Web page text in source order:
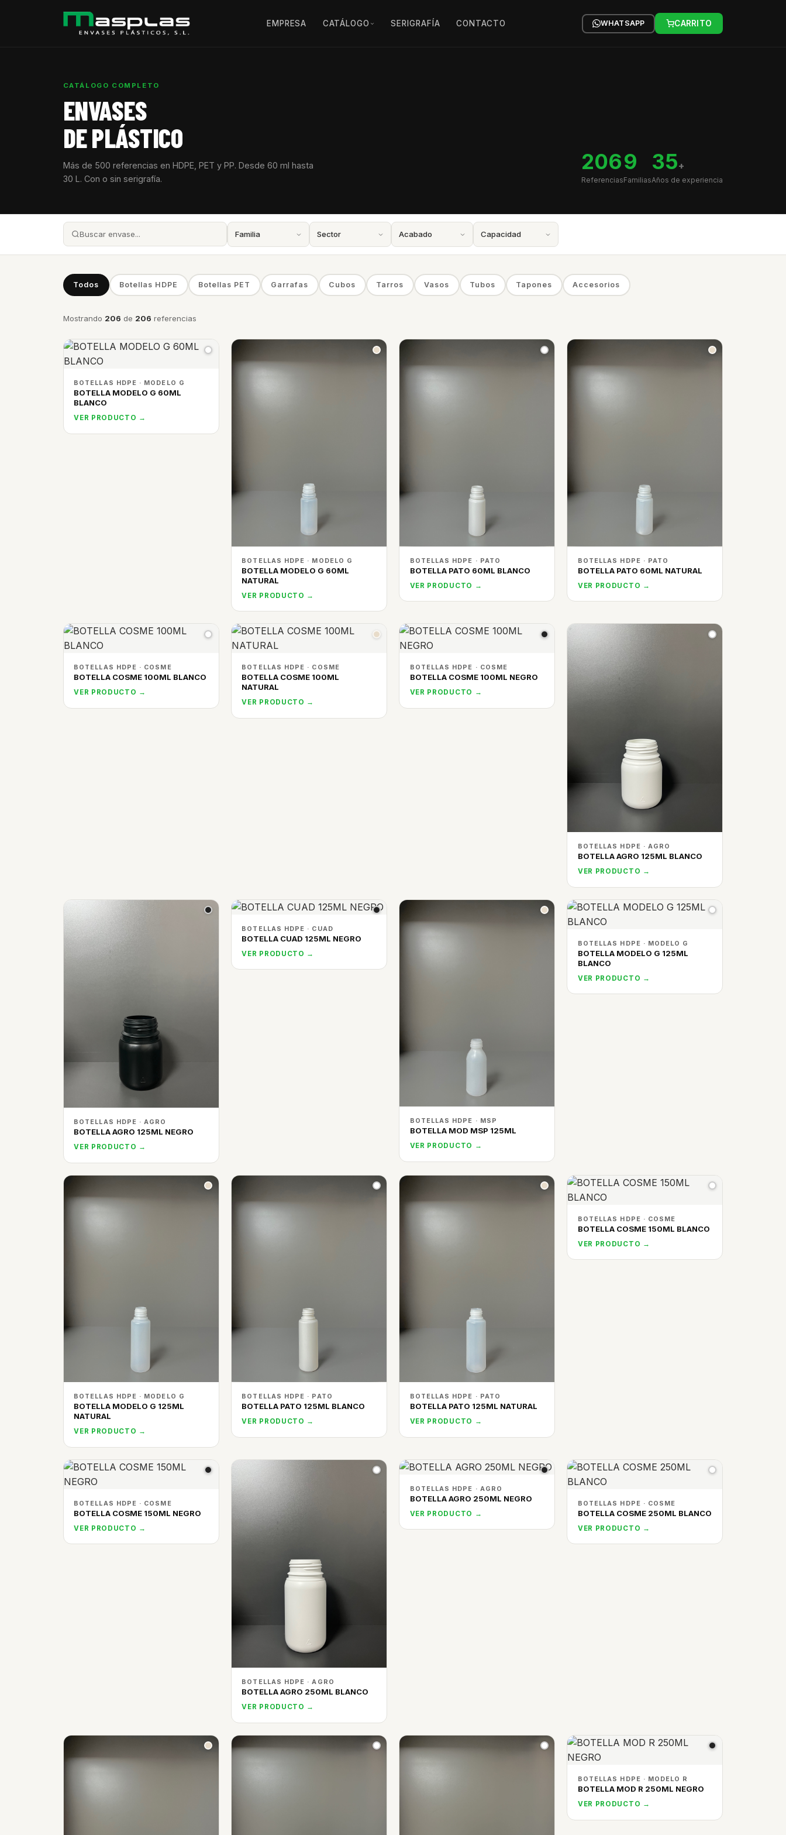
EMPRESA CATÁLOGO SERIGRAFÍA CONTACTO WHATSAPP CARRITO
CATÁLOGO COMPLETO
ENVASES
DE PLÁSTICO
Más de 500 referencias en HDPE, PET y PP. Desde 60 ml hasta
30 L. Con o sin serigrafía.
206
Referencias
9
Familias
35+
Años de experiencia
Todos Botellas HDPE Botellas PET Garrafas Cubos Tarros Vasos Tubos Tapones Accesorios
Mostrando 206 de 206 referencias
BOTELLAS HDPE · MODELO G
BOTELLA MODELO G 60ML
BLANCO
VER PRODUCTO →
BOTELLAS HDPE · MODELO G
BOTELLA MODELO G 60ML
NATURAL
VER PRODUCTO →
BOTELLAS HDPE · PATO
BOTELLA PATO 60ML BLANCO
VER PRODUCTO →
BOTELLAS HDPE · PATO
BOTELLA PATO 60ML NATURAL
VER PRODUCTO →
BOTELLAS HDPE · COSME
BOTELLA COSME 100ML BLANCO
VER PRODUCTO →
BOTELLAS HDPE · COSME
BOTELLA COSME 100ML
NATURAL
VER PRODUCTO →
BOTELLAS HDPE · COSME
BOTELLA COSME 100ML NEGRO
VER PRODUCTO →
BOTELLAS HDPE · AGRO
BOTELLA AGRO 125ML BLANCO
VER PRODUCTO →
BOTELLAS HDPE · AGRO
BOTELLA AGRO 125ML NEGRO
VER PRODUCTO →
BOTELLAS HDPE · CUAD
BOTELLA CUAD 125ML NEGRO
VER PRODUCTO →
BOTELLAS HDPE · MSP
BOTELLA MOD MSP 125ML
VER PRODUCTO →
BOTELLAS HDPE · MODELO G
BOTELLA MODELO G 125ML
BLANCO
VER PRODUCTO →
BOTELLAS HDPE · MODELO G
BOTELLA MODELO G 125ML
NATURAL
VER PRODUCTO →
BOTELLAS HDPE · PATO
BOTELLA PATO 125ML BLANCO
VER PRODUCTO →
BOTELLAS HDPE · PATO
BOTELLA PATO 125ML NATURAL
VER PRODUCTO →
BOTELLAS HDPE · COSME
BOTELLA COSME 150ML BLANCO
VER PRODUCTO →
BOTELLAS HDPE · COSME
BOTELLA COSME 150ML NEGRO
VER PRODUCTO →
BOTELLAS HDPE · AGRO
BOTELLA AGRO 250ML BLANCO
VER PRODUCTO →
BOTELLAS HDPE · AGRO
BOTELLA AGRO 250ML NEGRO
VER PRODUCTO →
BOTELLAS HDPE · COSME
BOTELLA COSME 250ML BLANCO
VER PRODUCTO →
BOTELLAS HDPE · MODELO R
BOTELLA MOD R 250ML NEGRO
VER PRODUCTO →